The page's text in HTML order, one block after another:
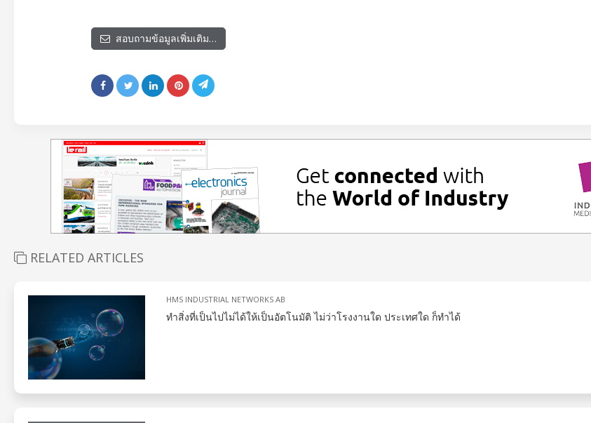
สอบถามข้อมูลเพิ่มเติม…
RELATED ARTICLES
HMS INDUSTRIAL NETWORKS AB
ทำสิ่งที่เป็นไปไม่ได้ให้เป็นอัตโนมัติ ไม่ว่าโรงงานใด ประเทศใด ก็ทำได้